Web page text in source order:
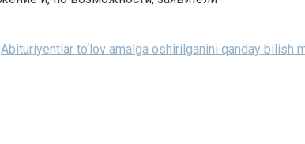
Abituriyentlar to‘lov amalga oshirilganini qanday bilish